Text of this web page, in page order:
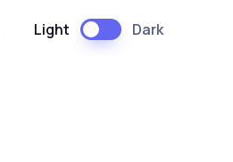
Light Dark